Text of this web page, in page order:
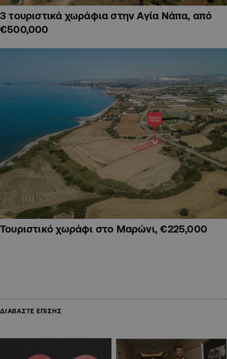
3 τουριστικά χωράφια στην Αγία Νάπα, από
€500,000
Τουριστικό χωράφι στο Μαρώνι, €225,000
ΔΙΑΒΑΣΤΕ ΕΠΙΣΗΣ